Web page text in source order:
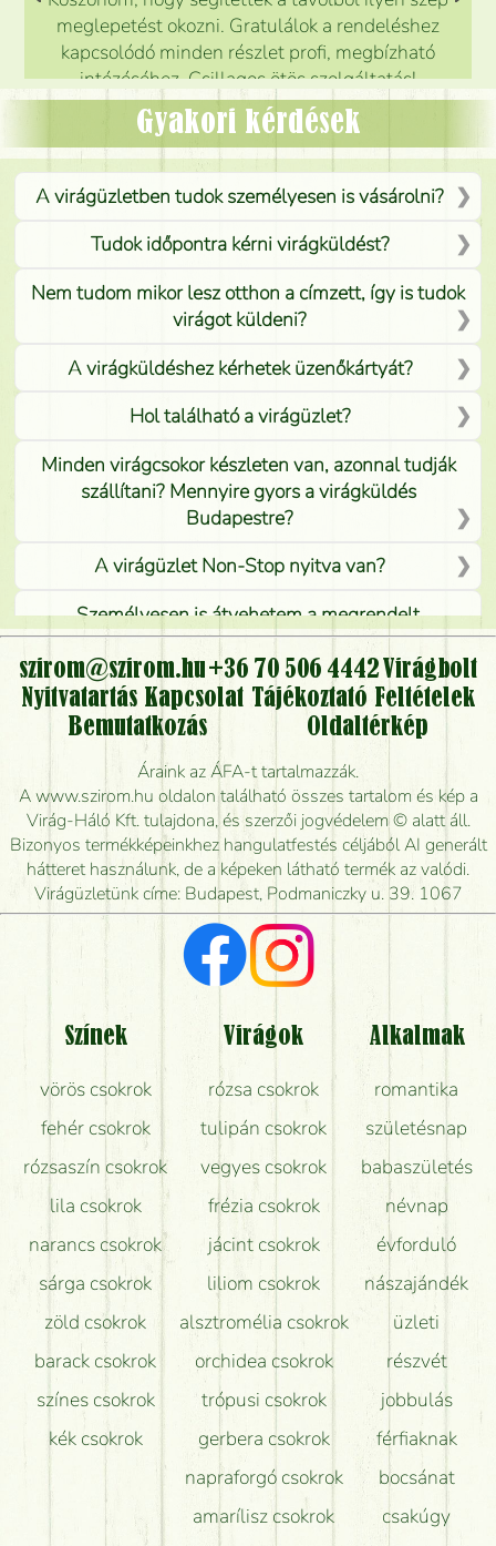
meglepetést okozni. Gratulálok a rendeléshez
kapcsolódó minden részlet profi, megbízható
intézéséhez. Csillagos ötös szolgáltatás!
Mónika
Gyakori kérdések
A virágüzletben tudok személyesen is vásárolni?
Tudok időpontra kérni virágküldést?
Nem tudom mikor lesz otthon a címzett, így is tudok
virágot küldeni?
A virágküldéshez kérhetek üzenőkártyát?
Hol található a virágüzlet?
Minden virágcsokor készleten van, azonnal tudják
szállítani? Mennyire gyors a virágküldés
Budapestre?
A virágüzlet Non-Stop nyitva van?
Személyesen is átvehetem a megrendelt
virágcsokrot, vagy csak virágküldéssel, kiszállítással
kérhető?
Vidékre is lehet rendelni?
Meddig rendelhetek virágküldést úgy, hogy még ma
kiszállítsák?
Mennyire gyorsan tudják elkészíteni a csokrot, és
mikor tudják leghamarabb kiszállítani?
Vörös rózsát keresek, van önöknél?
Milyen visszajelzést kapok a virágküldésről?
Tényleg azt kapom, ami a képen van?
Mit kell tudni a virágcsokrok szállításáról?
Hogy marad a lehető legtovább friss a csokor?
Tudok adventi koszorút vásárolni boltban?
szirom@szirom.hu +36 70 506 4442 Virágbolt
Nyitvatartás Kapcsolat Tájékoztató Feltételek
Bemutatkozás
Oldaltérkép
Áraink az ÁFA-t tartalmazzák.
A www.szirom.hu oldalon található összes tartalom és kép a
Virág-Háló Kft. tulajdona, és szerzői jogvédelem © alatt áll.
Bizonyos termékképeinkhez hangulatfestés céljából AI generált
hátteret használunk, de a képeken látható termék az valódi.
Virágüzletünk címe: Budapest, Podmaniczky u. 39. 1067
Színek
vörös csokrok
fehér csokrok
rózsaszín csokrok
lila csokrok
narancs csokrok
sárga csokrok
zöld csokrok
barack csokrok
színes csokrok
kék csokrok
Virágok
rózsa csokrok
tulipán csokrok
vegyes csokrok
frézia csokrok
jácint csokrok
liliom csokrok
alsztromélia csokrok
orchidea csokrok
trópusi csokrok
gerbera csokrok
napraforgó csokrok
amarílisz csokrok
Alkalmak
romantika
születésnap
babaszületés
névnap
évforduló
nászajándék
üzleti
részvét
jobbulás
férfiaknak
bocsánat
csakúgy